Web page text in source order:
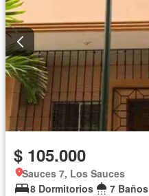
$ 105.000
Sauces 7, Los Sauces
8 Dormitorios
7 Baños